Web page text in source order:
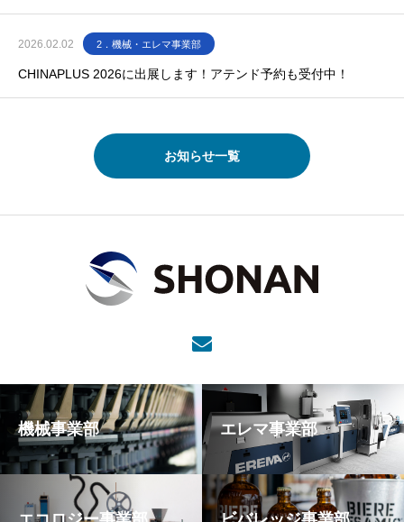
2026.02.02 2．機械・エレマ事業部
CHINAPLUS 2026に出展します！アテンド予約も受付中！
お知らせ一覧
機械事業部 エレマ事業部